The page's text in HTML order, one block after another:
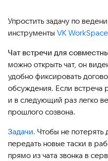
Упростить задачу по
инструменты VK WorkSpace
Чат встречи для
можно открыть чат, он
удобно фиксировать
обсуждения. Если встреча
и в следующий раз легко
прошлого созвона.
Задачи. Чтобы не потерять
передать новые таски в
прямо из чата звонка в